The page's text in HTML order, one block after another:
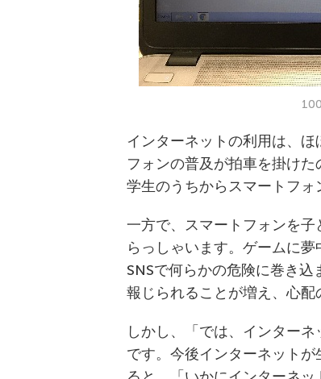
インターネットの利用は、
フォンの普及が拍車を掛け
学生のうちからスマートフォ
一方で、スマートフォンを
らっしゃいます。ゲームに
SNSで何らかの危険に巻き
報じられることが増え、心配
しかし、「では、インター
です。今後インターネット